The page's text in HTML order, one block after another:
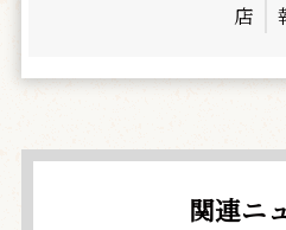
店
関連ニ